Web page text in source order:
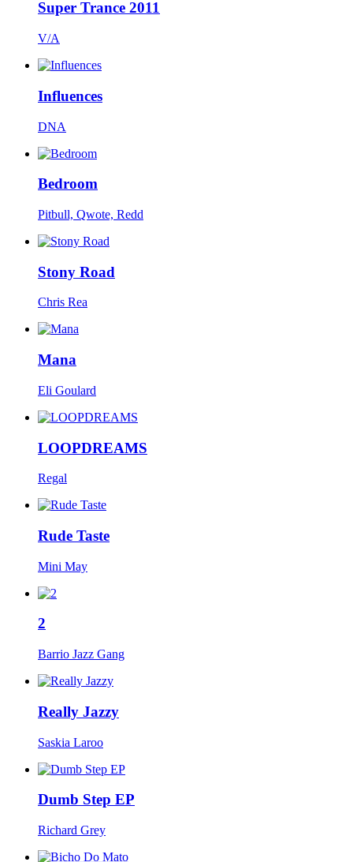
Super Trance 2011
V/A
Influences
DNA
Bedroom
Pitbull, Qwote, Redd
Stony Road
Chris Rea
Mana
Eli Goulard
LOOPDREAMS
Regal
Rude Taste
Mini May
2
Barrio Jazz Gang
Really Jazzy
Saskia Laroo
Dumb Step EP
Richard Grey